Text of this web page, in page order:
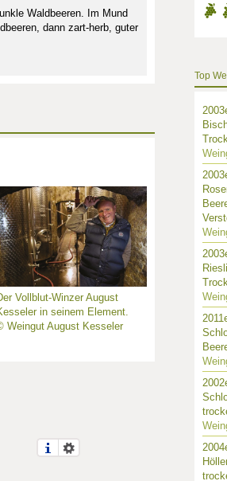
Waldbeeren. Im Mund
dann zart-herb, guter
Vollblut-Winzer August
in seinem Element.
Weingut August Kesseler
Top